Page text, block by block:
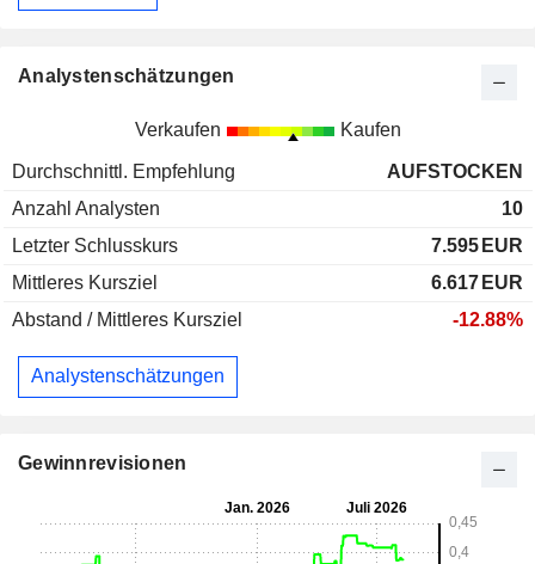
Analystenschätzungen
Verkaufen Kaufen
Durchschnittl. Empfehlung
AUFSTOCKEN
Anzahl Analysten
10
Letzter Schlusskurs
7.595 EUR
Mittleres Kursziel
6.617 EUR
Abstand / Mittleres Kursziel
-12.88%
Analystenschätzungen
Gewinnrevisionen